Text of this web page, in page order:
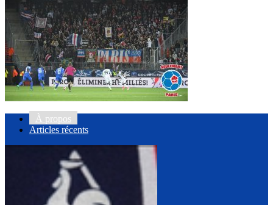
À propos
Articles récents